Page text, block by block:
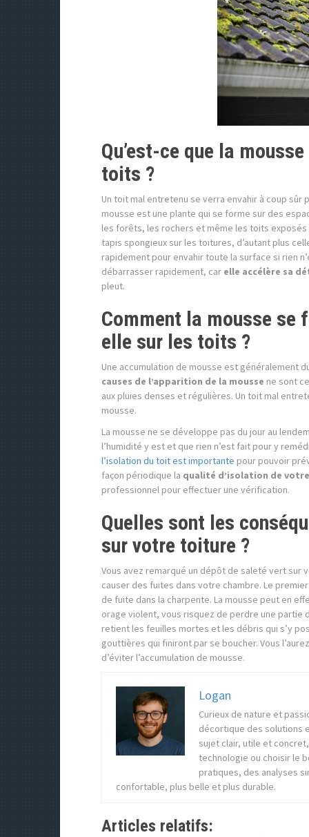
Qu’est-ce que la
toits ?
Un toit mal entretenu se verra envahir à coup sûr
mousse est une plante qui se forme sur des
les forêts, les rochers et même les toits
tapis spongieux sur les toitures, d’autant plus
rapidement pour envahir toute la surface si rien
débarrasser rapidement, car elle accélère sa
pleut.
Comment la mousse
elle sur les toits ?
Une accumulation de mousse est généralement
causes de l’apparition de la mousse ne sont
aux pluies denses et régulières. Un toit mal
mousse.
La mousse ne se développe pas du jour au
l’humidité y est et que rien n’est fait pour y
l’isolation du toit est importante pour pouvoir
façon périodique la qualité d’isolation de
professionnel pour effectuer une vérification.
Quelles sont les
sur votre toiture ?
Vous avez remarqué un dépôt de saleté vert sur
causer des fuites dans votre chambre. Le
de fuite dans la charpente. La mousse peut en
orage violent, vous risquez de perdre une partie
retient les feuilles mortes et les débris qui s’y
gouttières qui finiront par se boucher. Vous
d’éviter l’accumulation de mousse.
Logan
Curieux de nature et
décortique des solutions
sujet clair, utile et
technologie ou choisir le
pratiques, des analyses
confortable, plus belle et plus durable.
Articles relatifs: